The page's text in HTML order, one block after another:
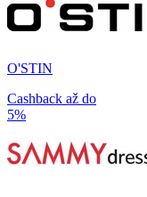
O'STIN
Cashback až do
5%